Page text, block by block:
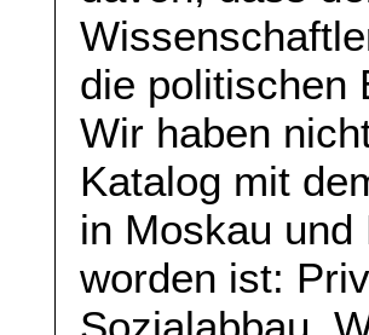
die politischen
Wir haben
Katalog mit
in Moskau
worden ist: